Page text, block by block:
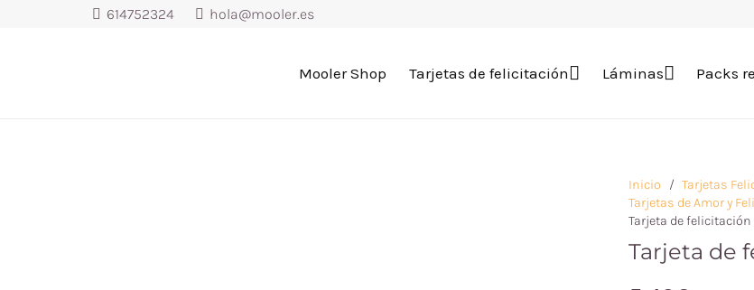
614752324 hola@mooler.es
Mooler Shop Tarjetas de felicitación Láminas Packs
Inicio / Tarjetas
Tarjetas de Amor y
Tarjeta de felicitación
Tarjeta de